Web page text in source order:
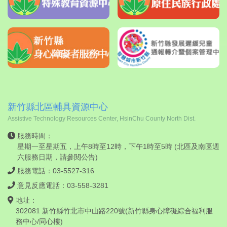
新竹縣北區輔具資源中心
Assistive Technology Resources Center, HsinChu County North Dist.
服務時間：
星期一至星期五，上午8時至12時，下午1時至5時 (北區及南區週
六服務日期，請參閱公告)
服務電話：03-5527-316
意見反應電話：03-558-3281
地址：
302081 新竹縣竹北市中山路220號(新竹縣身心障礙綜合福利服
務中心/同心樓)